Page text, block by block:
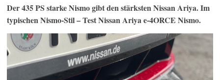
Der 435 PS starke Nismo gibt den stärksten Nissan Ariya. Im
typischen Nismo-Stil – Test Nissan Ariya e‑4ORCE Nismo.